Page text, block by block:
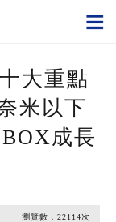
大重點
米以下
成長
瀏覽數： 22114次